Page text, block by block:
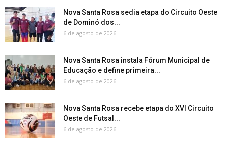
Nova Santa Rosa sedia etapa do Circuito Oeste
de Dominó dos...
6 de agosto de 2026
Nova Santa Rosa instala Fórum Municipal de
Educação e define primeira...
6 de agosto de 2026
Nova Santa Rosa recebe etapa do XVI Circuito
Oeste de Futsal...
6 de agosto de 2026